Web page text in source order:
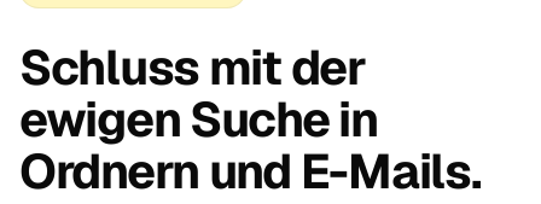
Schluss mit der
ewigen Suche in
Ordnern und E-Mails.